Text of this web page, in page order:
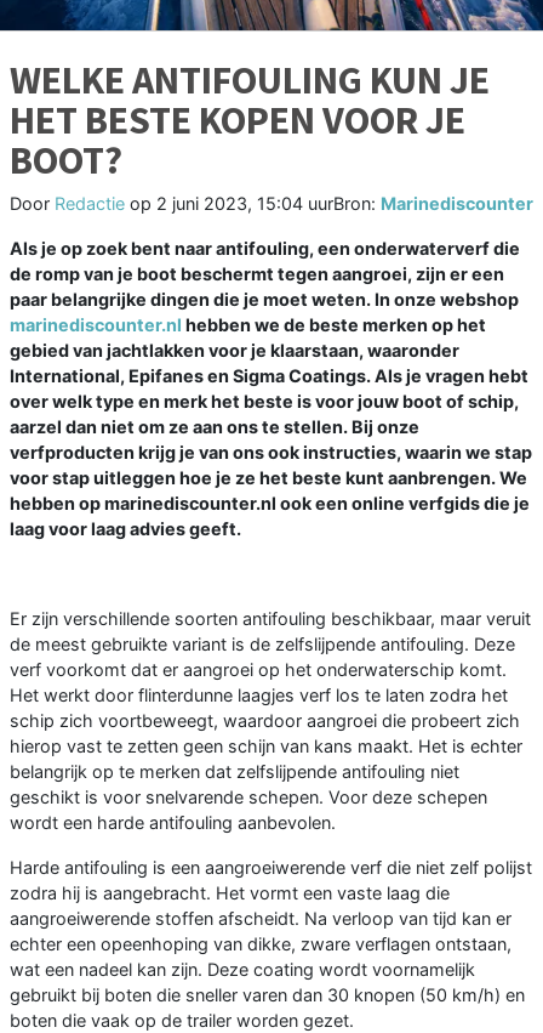
WELKE ANTIFOULING KUN JE
HET BESTE KOPEN VOOR JE
BOOT?
Door Redactie op 2 juni 2023, 15:04 uurBron: Marinediscounter
Als je op zoek bent naar antifouling, een onderwaterverf die
de romp van je boot beschermt tegen aangroei, zijn er een
paar belangrijke dingen die je moet weten. In onze webshop
marinediscounter.nl hebben we de beste merken op het
gebied van jachtlakken voor je klaarstaan, waaronder
International, Epifanes en Sigma Coatings. Als je vragen hebt
over welk type en merk het beste is voor jouw boot of schip,
aarzel dan niet om ze aan ons te stellen. Bij onze
verfproducten krijg je van ons ook instructies, waarin we stap
voor stap uitleggen hoe je ze het beste kunt aanbrengen. We
hebben op marinediscounter.nl ook een online verfgids die je
laag voor laag advies geeft.
Er zijn verschillende soorten antifouling beschikbaar, maar veruit
de meest gebruikte variant is de zelfslijpende antifouling. Deze
verf voorkomt dat er aangroei op het onderwaterschip komt.
Het werkt door flinterdunne laagjes verf los te laten zodra het
schip zich voortbeweegt, waardoor aangroei die probeert zich
hierop vast te zetten geen schijn van kans maakt. Het is echter
belangrijk op te merken dat zelfslijpende antifouling niet
geschikt is voor snelvarende schepen. Voor deze schepen
wordt een harde antifouling aanbevolen.
Harde antifouling is een aangroeiwerende verf die niet zelf polijst
zodra hij is aangebracht. Het vormt een vaste laag die
aangroeiwerende stoffen afscheidt. Na verloop van tijd kan er
echter een opeenhoping van dikke, zware verflagen ontstaan,
wat een nadeel kan zijn. Deze coating wordt voornamelijk
gebruikt bij boten die sneller varen dan 30 knopen (50 km/h) en
boten die vaak op de trailer worden gezet.